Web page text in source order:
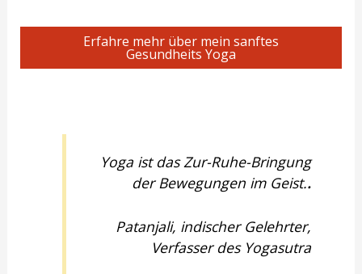
Erfahre mehr über mein sanftes
Gesundheits Yoga
Yoga ist das Zur-Ruhe-Bringung
der Bewegungen im Geist..
Patanjali, indischer Gelehrter,
Verfasser des Yogasutra